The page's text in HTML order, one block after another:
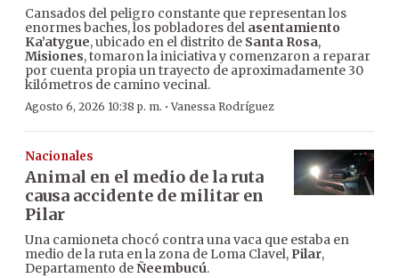
Cansados del peligro constante que representan los
enormes baches, los pobladores del asentamiento
Ka’atygue, ubicado en el distrito de Santa Rosa,
Misiones, tomaron la iniciativa y comenzaron a reparar
por cuenta propia un trayecto de aproximadamente 30
kilómetros de camino vecinal.
Agosto 6, 2026 10:38 p. m. ·Vanessa Rodríguez
Nacionales
Animal en el medio de la ruta
causa accidente de militar en
Pilar
Una camioneta chocó contra una vaca que estaba en
medio de la ruta en la zona de Loma Clavel, Pilar,
Departamento deÑeembucú.